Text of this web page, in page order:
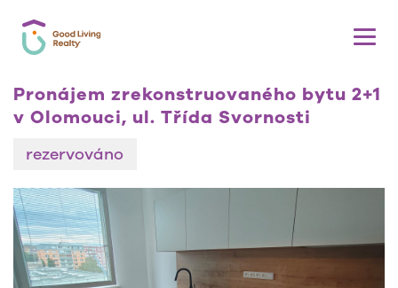
Pronájem zrekonstruovaného bytu 2+1
v Olomouci, ul. Třída Svornosti
rezervováno